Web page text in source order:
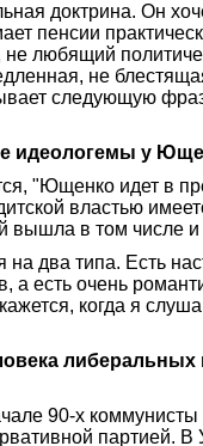
доктрина. Он
пенсии
не любящий
не
следующую
идеологемы у
"Ющенко идет в
властью
вышла в том числе
на два типа. Есть
а есть очень
когда я
либеральных
90-х
партией. В